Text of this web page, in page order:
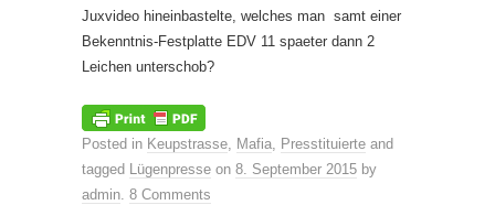
Juxvideo hineinbastelte, welches man samt einer
Bekenntnis-Festplatte EDV 11 spaeter dann 2
Leichen unterschob?
Posted in Keupstrasse, Mafia, Presstituierte and
tagged Lügenpresse on 8. September 2015 by
admin. 8 Comments